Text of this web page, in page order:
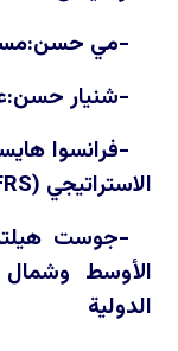
-مي
-شنيار
-فرانسوا
الاستراتيجي (
-جوست
الأوسط وشمال
الدولية